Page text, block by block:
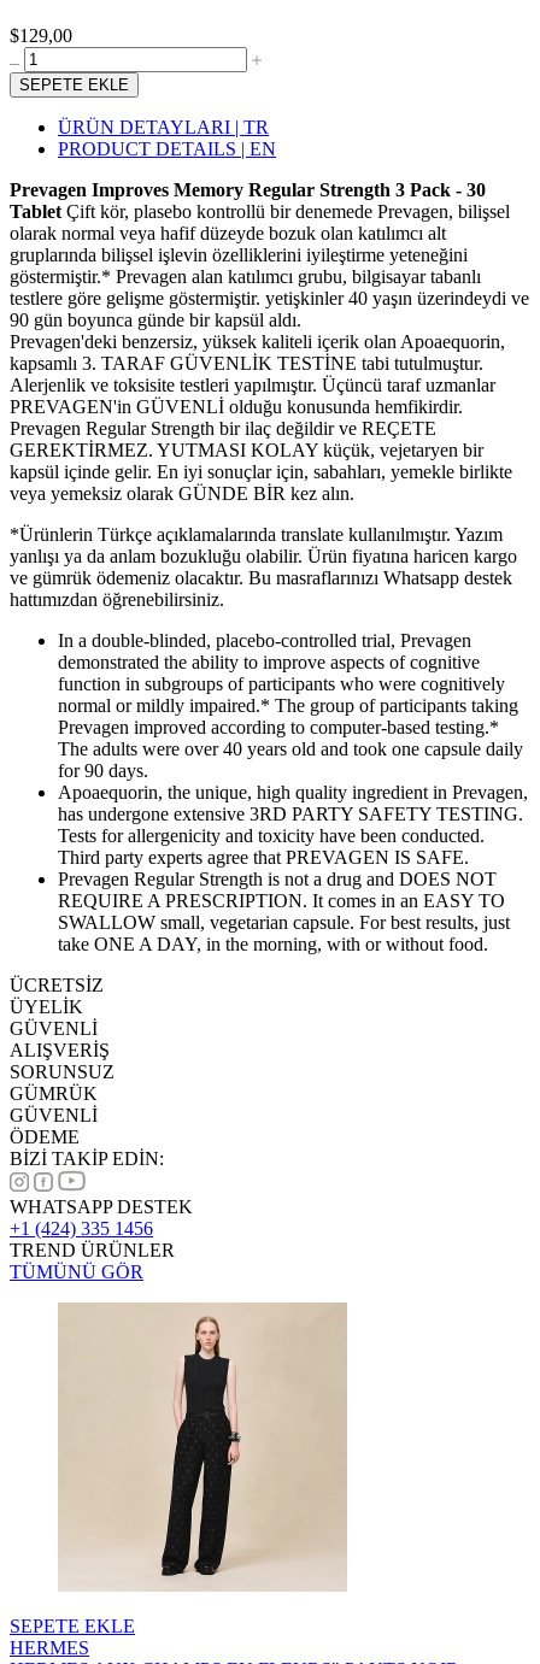
$129,00
SEPETE EKLE
ÜRÜN DETAYLARI | TR
PRODUCT DETAILS | EN
Prevagen Improves Memory Regular Strength 3 Pack - 30
Tablet Çift kör, plasebo kontrollü bir denemede Prevagen, bilişsel
olarak normal veya hafif düzeyde bozuk olan katılımcı alt
gruplarında bilişsel işlevin özelliklerini iyileştirme yeteneğini
göstermiştir.* Prevagen alan katılımcı grubu, bilgisayar tabanlı
testlere göre gelişme göstermiştir. yetişkinler 40 yaşın üzerindeydi ve
90 gün boyunca günde bir kapsül aldı.
Prevagen'deki benzersiz, yüksek kaliteli içerik olan Apoaequorin,
kapsamlı 3. TARAF GÜVENLİK TESTİNE tabi tutulmuştur.
Alerjenlik ve toksisite testleri yapılmıştır. Üçüncü taraf uzmanlar
PREVAGEN'in GÜVENLİ olduğu konusunda hemfikirdir.
Prevagen Regular Strength bir ilaç değildir ve REÇETE
GEREKTİRMEZ. YUTMASI KOLAY küçük, vejetaryen bir
kapsül içinde gelir. En iyi sonuçlar için, sabahları, yemekle birlikte
veya yemeksiz olarak GÜNDE BİR kez alın.
*Ürünlerin Türkçe açıklamalarında translate kullanılmıştır. Yazım
yanlışı ya da anlam bozukluğu olabilir. Ürün fiyatına haricen kargo
ve gümrük ödemeniz olacaktır. Bu masraflarınızı Whatsapp destek
hattımızdan öğrenebilirsiniz.
In a double-blinded, placebo-controlled trial, Prevagen
demonstrated the ability to improve aspects of cognitive
function in subgroups of participants who were cognitively
normal or mildly impaired.* The group of participants taking
Prevagen improved according to computer-based testing.*
The adults were over 40 years old and took one capsule daily
for 90 days.
Apoaequorin, the unique, high quality ingredient in Prevagen,
has undergone extensive 3RD PARTY SAFETY TESTING.
Tests for allergenicity and toxicity have been conducted.
Third party experts agree that PREVAGEN IS SAFE.
Prevagen Regular Strength is not a drug and DOES NOT
REQUIRE A PRESCRIPTION. It comes in an EASY TO
SWALLOW small, vegetarian capsule. For best results, just
take ONE A DAY, in the morning, with or without food.
ÜCRETSİZ
ÜYELİK
GÜVENLİ
ALIŞVERİŞ
SORUNSUZ
GÜMRÜK
GÜVENLİ
ÖDEME
BİZİ TAKİP EDİN:
WHATSAPP DESTEK
+1 (424) 335 1456
TREND ÜRÜNLER
TÜMÜNÜ GÖR
SEPETE EKLE
HERMES